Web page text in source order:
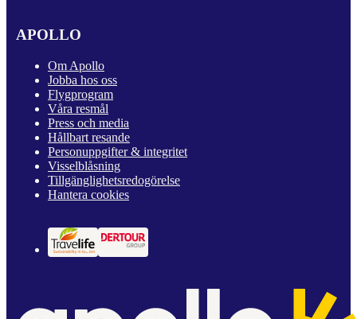
APOLLO
Om Apollo
Jobba hos oss
Flygprogram
Våra resmål
Press och media
Hållbart resande
Personuppgifter & integritet
Visselblåsning
Tillgänglighetsredogörelse
Hantera cookies